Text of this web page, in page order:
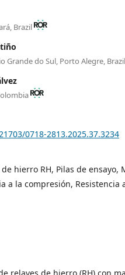
Brazil
Grande do Sul, Porto Alegre, Brazil
0718-2813.2025.37.3234
de hierro RH, Pilas de ensayo,
a la compresión, Resistencia